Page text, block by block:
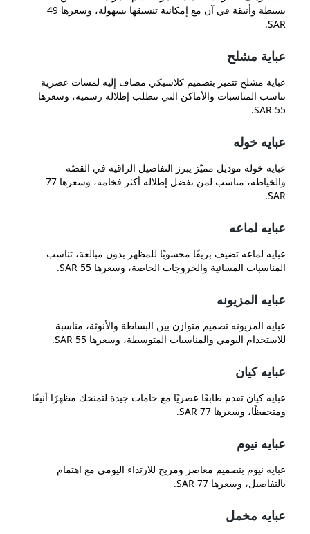
بسيطة وأنيقة في آن مع إمكانية تنسيقها بسهولة، وسعرها 49
SAR.
عباية مشلح
عباية مشلح تتميز بتصميم كلاسيكي مضاف إليه لمسات عصرية
تناسب المناسبات والأماكن التي تتطلب إطلالة رسمية، وسعرها
55 SAR.
عبايه خوله
عبايه خوله موديل مميّز يبرز التفاصيل الراقية في القصّة
والخياطة، مناسب لمن تفضل إطلالة أكثر فخامة، وسعرها 77
SAR.
عبايه لماعه
عبايه لماعه تضيف بريقًا محسوبًا للمظهر بدون مبالغة، تناسب
المناسبات المسائية والخروجات الخاصة، وسعرها 55 SAR.
عبايه المزيونه
عبايه المزيونه تصميم متوازن بين البساطة والأنوثة، مناسبة
للاستخدام اليومي والمناسبات المتوسطة، وسعرها 55 SAR.
عبايه كيان
عبايه كيان تقدم طابعًا عصريًا مع خامات جيدة لتمنحك مظهرًا أنيقًا
ومتحفظًا، وسعرها 77 SAR.
عبايه نيوم
عبايه نيوم بتصميم معاصر ومريح للارتداء اليومي مع اهتمام
بالتفاصيل، وسعرها 77 SAR.
عبايه مخمل